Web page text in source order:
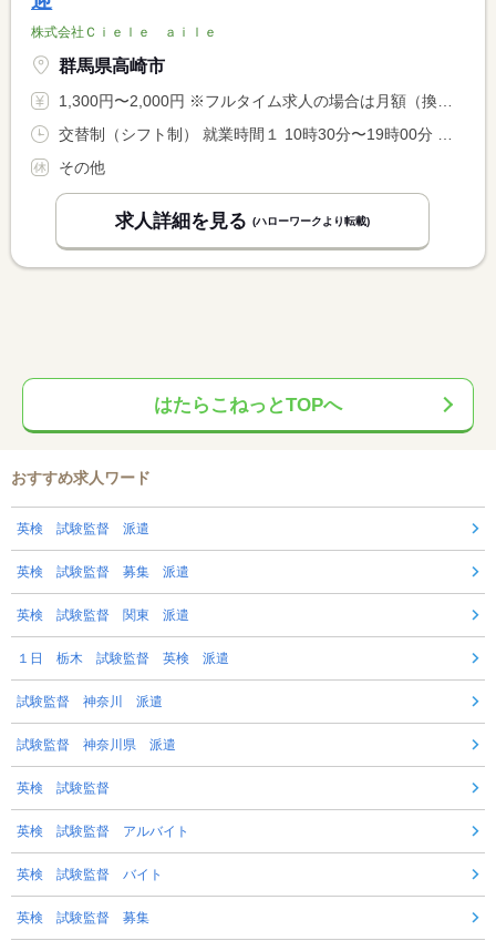
株式会社Ｃｉｅｌｅ ａｉｌｅ
群馬県高崎市
1,300円〜2,000円 ※フルタイム求人の場合は月額（換算額）、パート求人の場合は時間額を表示しています。
その他
求人詳細を見る (ハローワークより転載)
はたらこねっとTOPへ
おすすめ求人ワード
英検 試験監督 派遣
英検 試験監督 募集 派遣
英検 試験監督 関東 派遣
１日 栃木 試験監督 英検 派遣
試験監督 神奈川 派遣
試験監督 神奈川県 派遣
英検 試験監督
英検 試験監督 アルバイト
英検 試験監督 バイト
英検 試験監督 募集